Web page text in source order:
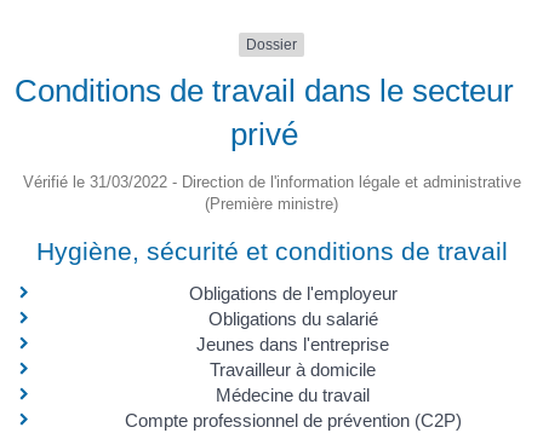
Dossier
Conditions de travail dans le secteur
privé
Vérifié le 31/03/2022 - Direction de l'information légale et administrative
(Première ministre)
Hygiène, sécurité et conditions de travail
Obligations de l'employeur
Obligations du salarié
Jeunes dans l'entreprise
Travailleur à domicile
Médecine du travail
Compte professionnel de prévention (C2P)